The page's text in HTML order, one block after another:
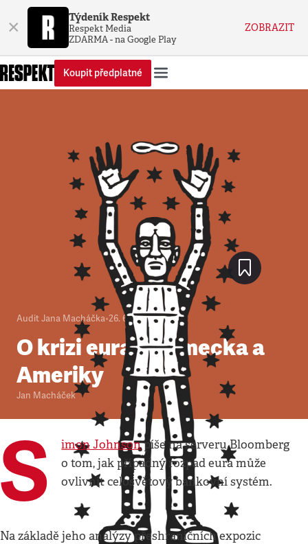
× Týdeník Respekt
Respekt Media
ZDARMA - na Google Play
ZOBRAZIT
Koupit předplatné
Audit Jana Macháčka•26. 6. 2012•4minuty
O krizi eura z Německa a
Ameriky
Jan Macháček
S imon Johnsonpíše na serveru Bloomberg
o tom, jak případný rozpad eura může
ovlivnit celosvětový bankovní systém.
Na základě jeho analýzy přeshraničních expozic